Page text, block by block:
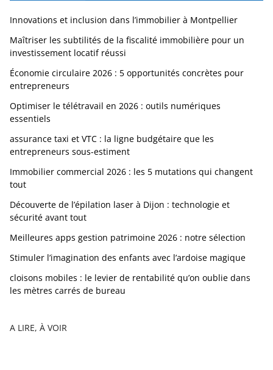
Innovations et inclusion dans l’immobilier à Montpellier
Maîtriser les subtilités de la fiscalité immobilière pour un
investissement locatif réussi
Économie circulaire 2026 : 5 opportunités concrètes pour
entrepreneurs
Optimiser le télétravail en 2026 : outils numériques
essentiels
assurance taxi et VTC : la ligne budgétaire que les
entrepreneurs sous-estiment
Immobilier commercial 2026 : les 5 mutations qui changent
tout
Découverte de l’épilation laser à Dijon : technologie et
sécurité avant tout
Meilleures apps gestion patrimoine 2026 : notre sélection
Stimuler l’imagination des enfants avec l’ardoise magique
cloisons mobiles : le levier de rentabilité qu’on oublie dans
les mètres carrés de bureau
A LIRE, À VOIR